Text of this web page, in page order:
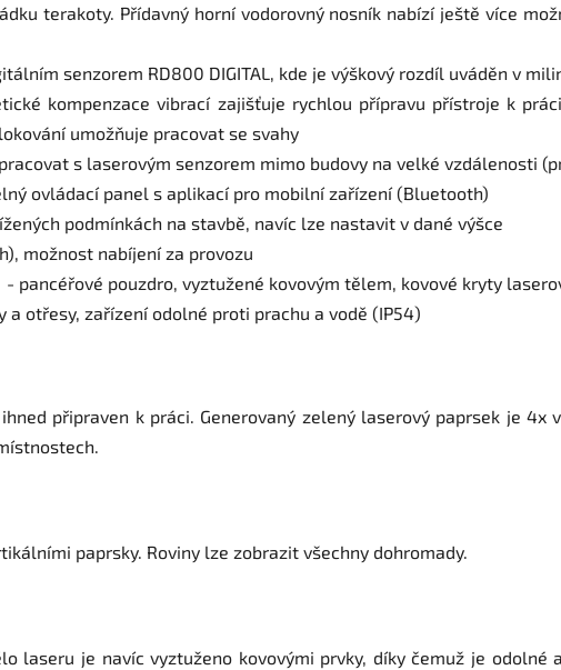
terakoty. Přídavný horní vodorovný nosník nabízí ještě více
senzorem RD800 DIGITAL, kde je výškový rozdíl uváděn v
kompenzace vibrací zajišťuje rychlou přípravu přístroje k
umožňuje pracovat se svahy
s laserovým senzorem mimo budovy na velké vzdálenosti
ovládací panel s aplikací pro mobilní zařízení (Bluetooth)
podmínkách na stavbě, navíc lze nastavit v dané výšce
možnost nabíjení za provozu
- pancéřové pouzdro, vyztužené kovovým tělem, kovové kryty
otřesy, zařízení odolné proti prachu a vodě (IP54)
připraven k práci. Generovaný zelený laserový paprsek je 4x
paprsky. Roviny lze zobrazit všechny dohromady.
laseru je navíc vyztuženo kovovými prvky, díky čemuž je odolné